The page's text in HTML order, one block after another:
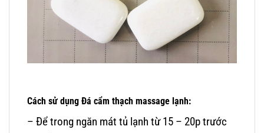
Cách sử dụng Đá cẩm thạch massage lạnh:
– Để trong ngăn mát tủ lạnh từ 15 – 20p trước